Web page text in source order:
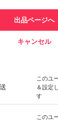
での取
このユ
＆設定
す
このユ
出品ページへ
キャンセル